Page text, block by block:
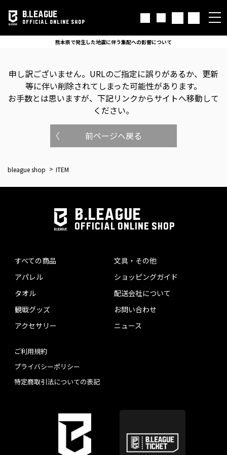
B.LEAGUE
OFFICIAL ONLINE SHOP
熊本県で発生した地震に伴う集配への影響について
申し訳ございません。 URLのご指定に誤りがあるか、更新
等に伴い削除されてしまった可能性があります。
お手数とは思いますが、下記リンクからサイトへ移動して
ください。
前ページへ戻る
bleague shop ITEM
B.LEAGUE
OFFICIAL ONLINE SHOP
すべての商品
アパレル
タオル
観戦グッズ
アクセサリー
文具・その他
ショッピングガイド
配送会社について
お問い合わせ
ニュース
ご利用規約
プライバシーポリシー
特定商取引法についての表記